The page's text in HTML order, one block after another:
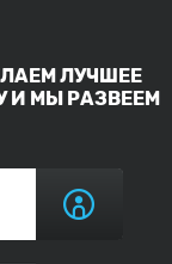
ЛУЧШЕЕ
И МЫ РАЗВЕЕМ